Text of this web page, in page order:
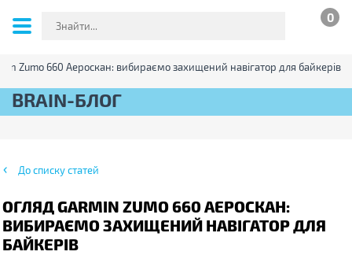
0
Zumo 660 Аероскан: вибираємо захищений навігатор для байкерів
BRAIN-БЛОГ
До списку статей
ОГЛЯД GARMIN ZUMO 660 АЕРОСКАН:
ВИБИРАЄМО ЗАХИЩЕНИЙ НАВІГАТОР ДЛЯ
БАЙКЕРІВ